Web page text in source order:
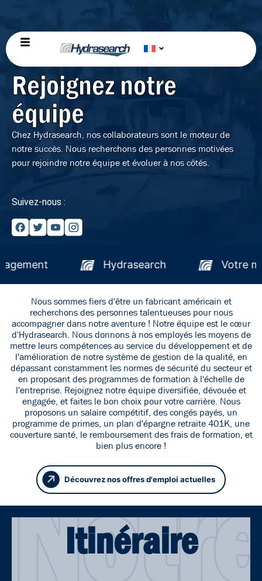
Rejoignez notre
équipe
Chez Hydrasearch, nos collaborateurs sont le moteur de
notre succès. Nous recherchons des personnes motivées
pour rejoindre notre équipe et évoluer à nos côtés.
Suivez-nous :
Hydrasearch Votre
Nous sommes fiers d'être un fabricant américain et
recherchons des personnes talentueuses pour nous
accompagner dans notre aventure ! Notre équipe est le cœur
d'Hydrasearch. Nous donnons à nos employés les moyens de
mettre leurs compétences au service du développement et de
l'amélioration de notre système de gestion de la qualité, en
dépassant constamment les normes de sécurité du secteur et
en proposant des programmes de formation à l'échelle de
l'entreprise. Rejoignez notre équipe diversifiée, dévouée et
engagée, et faites le bon choix pour votre carrière. Nous
proposons un salaire compétitif, des congés payés, un
programme de primes, un plan d'épargne retraite 401K, une
couverture santé, le remboursement des frais de formation, et
bien plus encore !
Découvrez nos offres d'emploi actuelles
Itinéraire